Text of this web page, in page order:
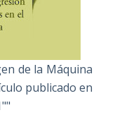
de la Máquina
publicado en